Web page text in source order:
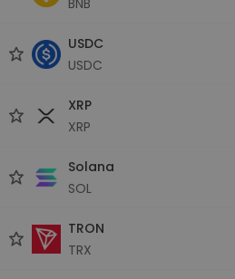
USDC
USDC
XRP
XRP
Solana
SOL
TRON
TRX